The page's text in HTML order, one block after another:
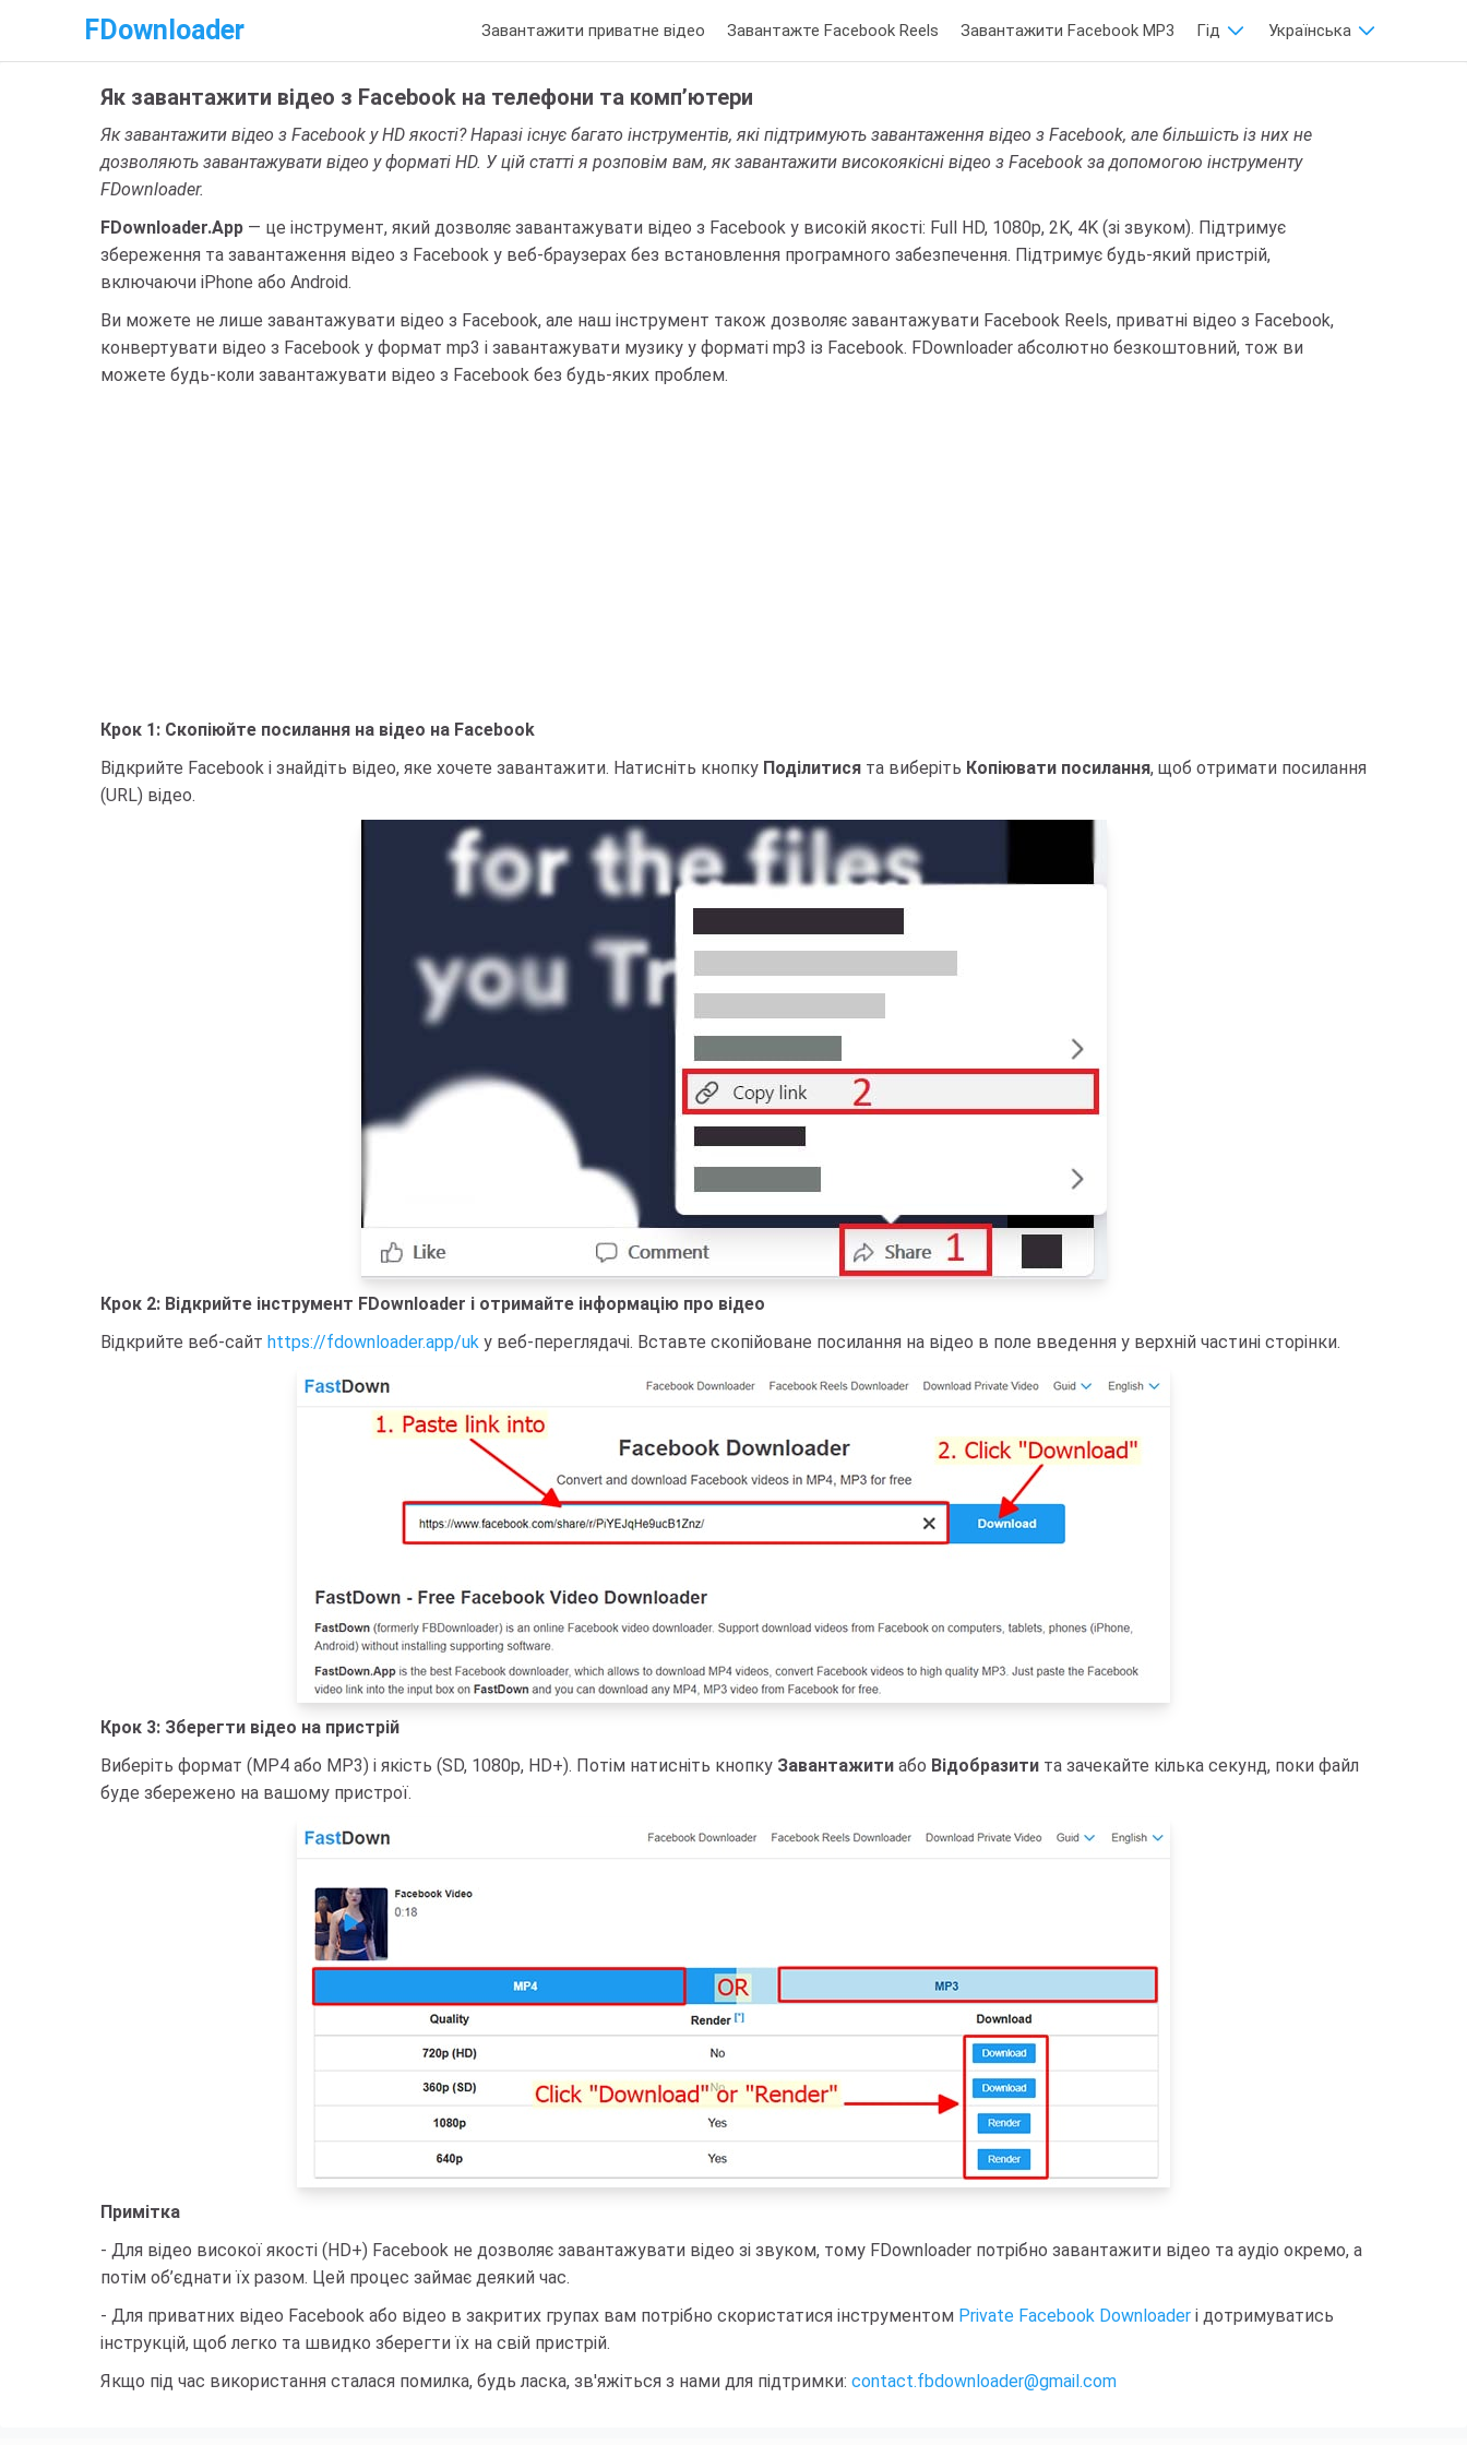
FDownloader Завантажити приватне відео Завантажте Facebook Reels Завантажити Facebook MP3 Гід Українська‬
Як завантажити відео з Facebook на телефони та комп’ютери
Як завантажити відео з Facebook у HD якості? Наразі існує багато інструментів, які підтримують завантаження відео з Facebook, але більшість із них не
дозволяють завантажувати відео у форматі HD. У цій статті я розповім вам, як завантажити високоякісні відео з Facebook за допомогою інструменту
FDownloader.
FDownloader.App — це інструмент, який дозволяє завантажувати відео з Facebook у високій якості: Full HD, 1080p, 2K, 4K (зі звуком). Підтримує
збереження та завантаження відео з Facebook у веб-браузерах без встановлення програмного забезпечення. Підтримує будь-який пристрій,
включаючи iPhone або Android.
Ви можете не лише завантажувати відео з Facebook, але наш інструмент також дозволяє завантажувати Facebook Reels, приватні відео з Facebook,
конвертувати відео з Facebook у формат mp3 і завантажувати музику у форматі mp3 із Facebook. FDownloader абсолютно безкоштовний, тож ви
можете будь-коли завантажувати відео з Facebook без будь-яких проблем.
Крок 1: Скопіюйте посилання на відео на Facebook
Відкрийте Facebook і знайдіть відео, яке хочете завантажити. Натисніть кнопку Поділитися та виберіть Копіювати посилання, щоб отримати посилання
(URL) відео.
Крок 2: Відкрийте інструмент FDownloader і отримайте інформацію про відео
Відкрийте веб-сайт https://fdownloader.app/uk у веб-переглядачі. Вставте скопійоване посилання на відео в поле введення у верхній частині сторінки.
Крок 3: Зберегти відео на пристрій
Виберіть формат (MP4 або MP3) і якість (SD, 1080p, HD+). Потім натисніть кнопку Завантажити або Відобразити та зачекайте кілька секунд, поки файл
буде збережено на вашому пристрої.
Примітка
- Для відео високої якості (HD+) Facebook не дозволяє завантажувати відео зі звуком, тому FDownloader потрібно завантажити відео та аудіо окремо, а
потім об’єднати їх разом. Цей процес займає деякий час.
- Для приватних відео Facebook або відео в закритих групах вам потрібно скористатися інструментом Private Facebook Downloader і дотримуватись
інструкцій, щоб легко та швидко зберегти їх на свій пристрій.
Якщо під час використання сталася помилка, будь ласка, зв'яжіться з нами для підтримки: contact.fbdownloader@gmail.com